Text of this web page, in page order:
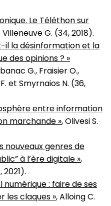
Le Téléthon sur
G. (34, 2018).
il la désinformation et la
des opinions ? »
G., Fraisier O.,
et Smyrnaios N. (36,
entre information
marchande », Olivesi S.
nouveaux genres de
à l’ère digitale »,
numérique : faire de ses
les claques », Alloing C.